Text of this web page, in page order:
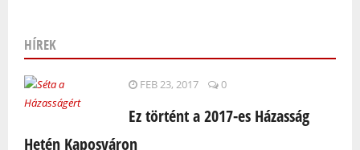
HÍREK
FEB 23, 2017 0
Ez történt a 2017-es Házasság
Hetén Kaposváron
Oldalak